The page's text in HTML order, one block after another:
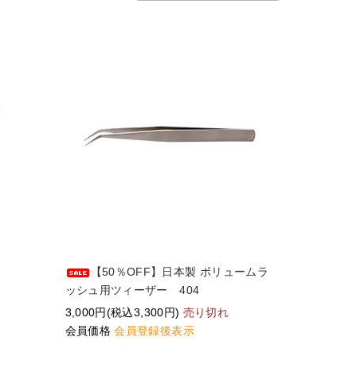
【50％OFF】日本製 ボリュームラ
ッシュ用ツィーザー 404
3,000円(税込3,300円) 売り切れ
会員価格 会員登録後表示